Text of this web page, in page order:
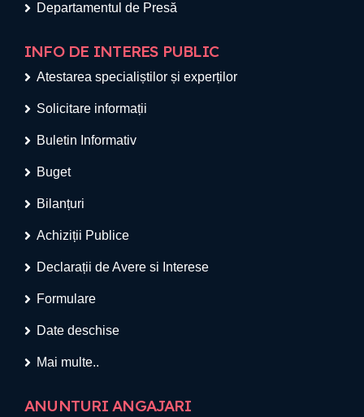
Departamentul de Presă
INFO DE INTERES PUBLIC
Atestarea specialiștilor și experților
Solicitare informații
Buletin Informativ
Buget
Bilanțuri
Achiziții Publice
Declarații de Avere si Interese
Formulare
Date deschise
Mai multe..
ANUNTURI ANGAJARI